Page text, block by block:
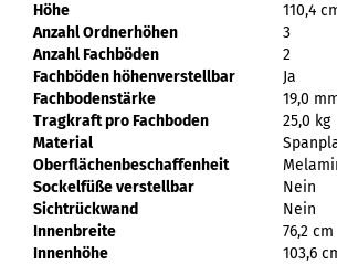
Höhe
110,4
Anzahl Ordnerhöhen
3
Anzahl Fachböden
2
Fachböden höhenverstellbar
Ja
Fachbodenstärke
19,0
Tragkraft pro Fachboden
25,0 kg
Material
Oberflächenbeschaffenheit
Sockelfüße verstellbar
Nein
Sichtrückwand
Nein
Innenbreite
76,2 cm
Innenhöhe
103,6